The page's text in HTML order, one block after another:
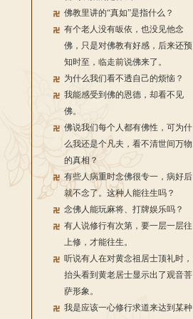
佛教里讲的“真如”是指什么？
有个老人没有皈依，也没见他念
佛，只是对佛教有好感，后来还预
知时至，临走前说佛来了。
为什么我们看不透自己的烦恼？
我能感受到佛的恩德，却看不见
佛。
佛说我们每个人都有佛性，可为什
么我还是个凡夫，看不清世间万物
的真相？
有些人病重时念佛很专一，病好后
就不念了。这种人能往生吗？
念佛人能玩麻将、打牌娱乐吗？
有人说修行有次第，要一层一层往
上修，才能往生。
听说有人在对黄念祖居士顶礼时，
抬头看到黄老居士显示出了观音菩
萨形象。
我是应该一心修行求道来达到某种